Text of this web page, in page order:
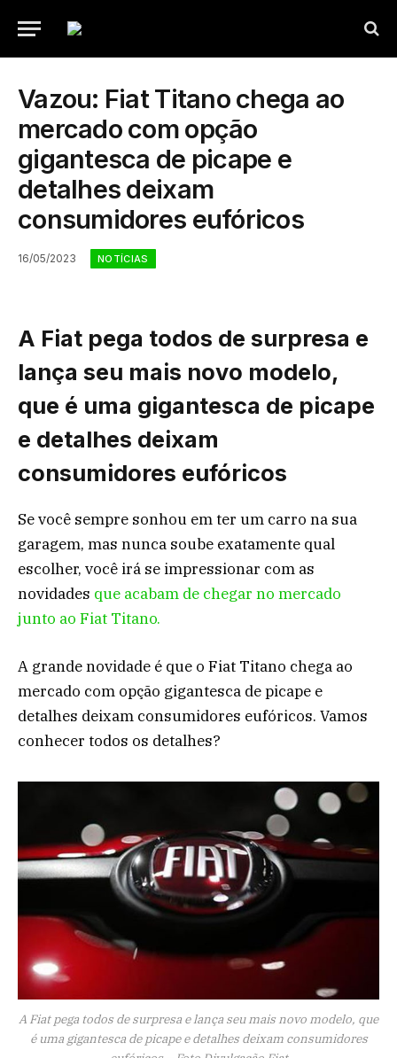
Vazou: Fiat Titano chega ao
mercado com opção
gigantesca de picape e
detalhes deixam
consumidores eufóricos
16/05/2023 NOTÍCIAS
A Fiat pega todos de surpresa e
lança seu mais novo modelo,
que é uma gigantesca de picape
e detalhes deixam
consumidores eufóricos
Se você sempre sonhou em ter um carro na sua
garagem, mas nunca soube exatamente qual
escolher, você irá se impressionar com as
novidades que acabam de chegar no mercado
junto ao Fiat Titano.
A grande novidade é que o Fiat Titano chega ao
mercado com opção gigantesca de picape e
detalhes deixam consumidores eufóricos. Vamos
conhecer todos os detalhes?
A Fiat pega todos de surpresa e lança seu mais novo modelo, que
é uma gigantesca de picape e detalhes deixam consumidores